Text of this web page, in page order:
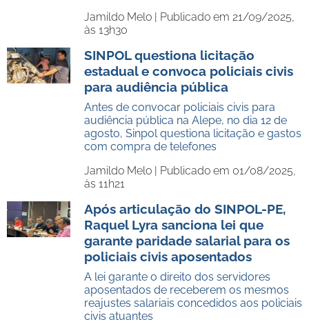
Jamildo Melo | Publicado em 21/09/2025,
às 13h30
SINPOL questiona licitação
estadual e convoca policiais civis
para audiência pública
Antes de convocar policiais civis para
audiência pública na Alepe, no dia 12 de
agosto, Sinpol questiona licitação e gastos
com compra de telefones
Jamildo Melo | Publicado em 01/08/2025,
às 11h21
Após articulação do SINPOL-PE,
Raquel Lyra sanciona lei que
garante paridade salarial para os
policiais civis aposentados
A lei garante o direito dos servidores
aposentados de receberem os mesmos
reajustes salariais concedidos aos policiais
civis atuantes